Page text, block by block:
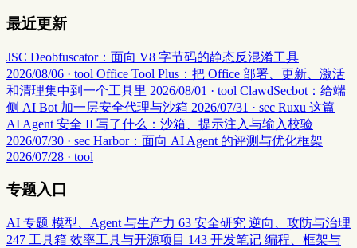
最近更新
JSC Deobfuscator：面向 V8 字节码的静态反混淆工具
2026/08/06 · tool Office Tool Plus：把 Office 部署、更新、激活
和清理集中到一个工具里 2026/08/01 · tool ClawdSecbot：给端
侧 AI Bot 加一层安全代理与沙箱 2026/07/31 · sec Ruxu 这篇
AI Agent 安全 II 写了什么：沙箱、提示注入与输入校验
2026/07/30 · sec Harbor：面向 AI Agent 的评测与优化框架
2026/07/28 · tool
专题入口
AI 专题 模型、Agent 与生产力 63 安全研究 逆向、攻防与治理
247 工具箱 效率工具与开源项目 143 开发笔记 编程、框架与